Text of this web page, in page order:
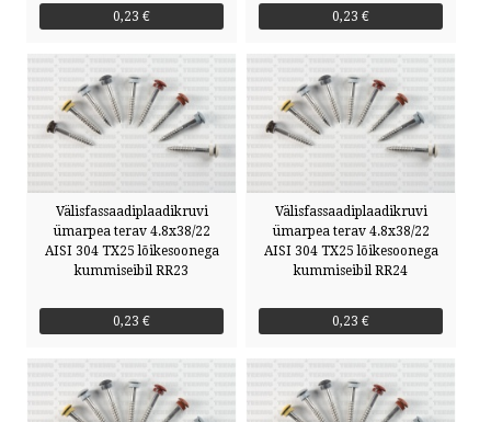
0,23 € 0,23 €
Välisfassaadiplaadikruvi
ümarpea terav 4.8x38/22
AISI 304 TX25 lõikesoonega
kummiseibil RR23
0,23 €
Välisfassaadiplaadikruvi
ümarpea terav 4.8x38/22
AISI 304 TX25 lõikesoonega
kummiseibil RR24
0,23 €